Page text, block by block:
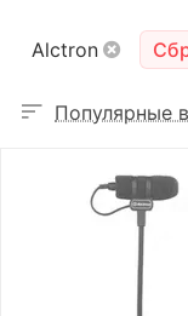
Alctron
Популярные